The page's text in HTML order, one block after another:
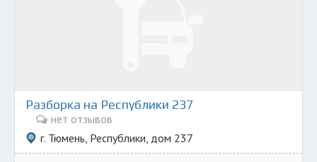
Разборка на Республики 237
нет отзывов
г. Тюмень, Республики, дом 237